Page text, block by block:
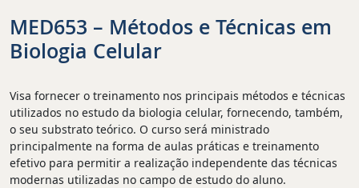
MED653 – Métodos e Técnicas em
Biologia Celular
Visa fornecer o treinamento nos principais métodos e técnicas
utilizados no estudo da biologia celular, fornecendo, também,
o seu substrato teórico. O curso será ministrado
principalmente na forma de aulas práticas e treinamento
efetivo para permitir a realização independente das técnicas
modernas utilizadas no campo de estudo do aluno.